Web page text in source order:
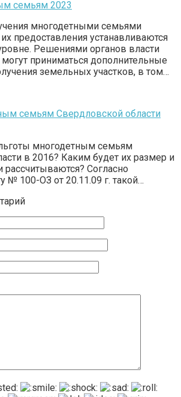
семьям 2023
многодетными семьями
предоставления устанавливаются
Решениями органов власти
приниматься дополнительные
земельных участков, в том…
семьям Свердловской области
многодетным семьям
в 2016? Каким будет их размер и
рассчитываются? Согласно
№ 100-ОЗ от 20.11.09 г. такой…